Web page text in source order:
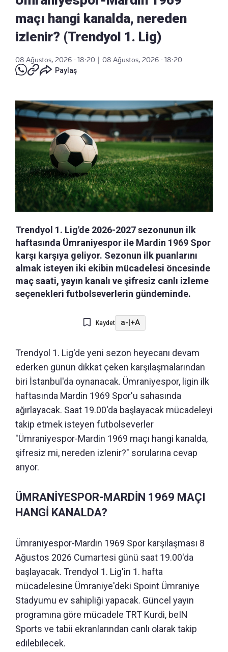
maçı hangi kanalda, nereden
izlenir? (Trendyol 1. Lig)
08 Ağustos, 2026 - 18:20
08 Ağustos, 2026 - 18:20
Paylaş
Trendyol 1. Lig'de 2026-2027 sezonunun ilk
haftasında Ümraniyespor ile Mardin 1969 Spor
karşı karşıya geliyor. Sezonun ilk puanlarını
almak isteyen iki ekibin mücadelesi öncesinde
maç saati, yayın kanalı ve şifresiz canlı izleme
seçenekleri futbolseverlerin gündeminde.
Kaydet a- +A
Trendyol 1. Lig'de yeni sezon heyecanı devam
ederken günün dikkat çeken karşılaşmalarından
biri İstanbul'da oynanacak. Ümraniyespor, ligin ilk
haftasında Mardin 1969 Spor'u sahasında
ağırlayacak. Saat 19.00'da başlayacak mücadeleyi
takip etmek isteyen futbolseverler
"Ümraniyespor-Mardin 1969 maçı hangi kanalda,
şifresiz mi, nereden izlenir?" sorularına cevap
arıyor.
ÜMRANİYESPOR-MARDİN 1969 MAÇI
HANGİ KANALDA?
Ümraniyespor-Mardin 1969 Spor karşılaşması 8
Ağustos 2026 Cumartesi günü saat 19.00'da
başlayacak. Trendyol 1. Lig'in 1. hafta
mücadelesine Ümraniye'deki Spoint Ümraniye
Stadyumu ev sahipliği yapacak. Güncel yayın
programına göre mücadele TRT Kurdi, beIN
Sports ve tabii ekranlarından canlı olarak takip
edilebilecek.